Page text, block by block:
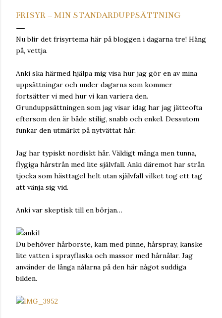
FRISYR – MIN STANDARDUPPSÄTTNING
Nu blir det frisyrtema här på bloggen i dagarna tre! Häng
på, vettja.
Anki ska härmed hjälpa mig visa hur jag gör en av mina
uppsättningar och under dagarna som kommer
fortsätter vi med hur vi kan variera den.
Grunduppsättningen som jag visar idag har jag jätteofta
eftersom den är både stilig, snabb och enkel. Dessutom
funkar den utmärkt på nytvättat hår.
Jag har typiskt nordiskt hår. Väldigt många men tunna,
flygiga hårstrån med lite självfall. Anki däremot har strån
tjocka som hästtagel helt utan självfall vilket tog ett tag
att vänja sig vid.
Anki var skeptisk till en början…
Du behöver hårborste, kam med pinne, hårspray, kanske
lite vatten i sprayflaska och massor med hårnålar. Jag
använder de långa nålarna på den här något suddiga
bilden.